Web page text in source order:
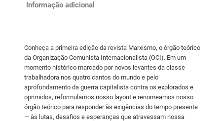
Informação adicional
Conheça a primeira edição da revista Marxismo, o órgão teórico
da Organização Comunista Internacionalista (OCI). Em um
momento histórico marcado por novos levantes da classe
trabalhadora nos quatro cantos do mundo e pelo
aprofundamento da guerra capitalista contra os explorados e
oprimidos, reformulamos nosso layout e renomeamos nosso
órgão teórico para responder às exigências do tempo presente
— às lutas, desafios e esperanças que atravessam nossa